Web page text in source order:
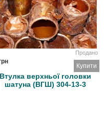
Продано
Купити
Втулка верхньої головки
шатуна (ВГШ) 304-13-3